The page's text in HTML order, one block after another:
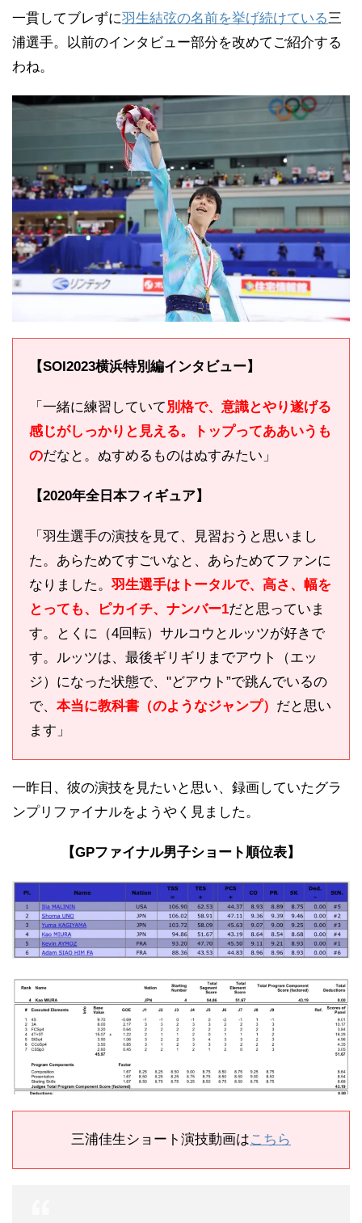
一貫してブレずに羽生結弦の名前を挙げ続けている三
浦選手。以前のインタビュー部分を改めてご紹介する
わね。
【SOI2023横浜特別編インタビュー】
「一緒に練習していて 別格で、 意識とやり遂げる
感じがしっかりと見える。トップってああいうも
のだなと。ぬすめるものはぬすみたい」
【2020年全日本フィギュア】
「羽生選手の演技を見て、見習おうと思いまし
た。あらためてすごいなと、あらためてファンに
なりました。 羽生選手はトータルで、高さ、幅を
とっても、ピカイチ、ナンバー1だと思っていま
す。とくに（4回転）サルコウとルッツが好きで
す。ルッツは、最後ギリギリまでアウト（エッ
ジ）になった状態で、"どアウト”で跳んでいるの
で、 本当に教科書（のようなジャンプ） だと思い
ます」
一昨日、彼の演技を見たいと思い、録画していたグラ
ンプリファイナルをようやく見ました。
【GPファイナル男子ショート順位表】
三浦佳生ショート演技動画はこちら